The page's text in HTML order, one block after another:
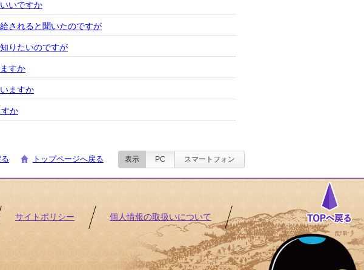
いですか
されると聞いたのですが
りたいのですが
すか
ますか
か
トップページへ戻る 表示 PC スマートフォン
サイトポリシー 個人情報の取扱いについて